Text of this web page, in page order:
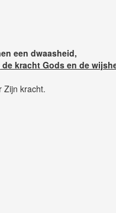
een dwaasheid,
kracht Gods en de
Zijn kracht.